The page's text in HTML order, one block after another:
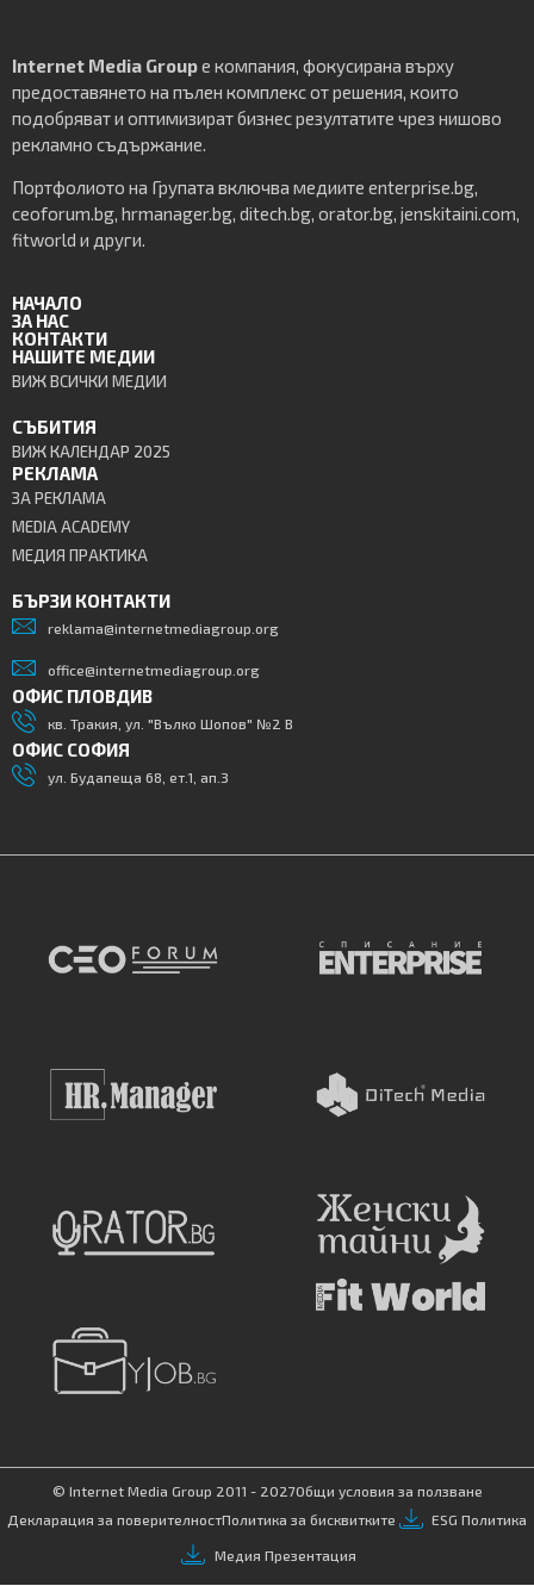
Internet Media Groupе компания, фокусирана върху
предоставянето на пълен комплекс от решения, които
подобряват и оптимизират бизнес резултатите чрез нишово
рекламно съдържание.
Портфолиото на Групата включва медиите enterprise.bg,
ceoforum.bg, hrmanager.bg, ditech.bg, orator.bg, jenskitaini.com,
fitworld и други.
НАЧАЛО
ЗА НАС
КОНТАКТИ
НАШИТЕ МЕДИИ
ВИЖ ВСИЧКИ МЕДИИ
СЪБИТИЯ
ВИЖ КАЛЕНДАР 2025
РЕКЛАМА
ЗА РЕКЛАМА
MEDIA ACADEMY
МЕДИЯ ПРАКТИКА
БЪРЗИ КОНТАКТИ
reklama@internetmediagroup.org
office@internetmediagroup.org
ОФИС ПЛОВДИВ
кв. Тракия, ул. "Вълко Шопов" №2 В
ОФИС СОФИЯ
ул. Будапеща 68, ет.1, ап.3
© Internet Media Group 2011 - 2027Общи условия за ползване
Декларация за поверителностПолитика за бисквитките ESG Политика
Медия Презентация